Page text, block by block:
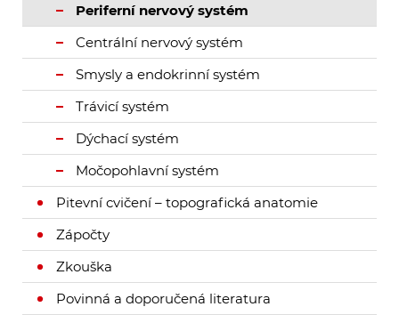
Periferní nervový systém
Centrální nervový systém
Smysly a endokrinní systém
Trávicí systém
Dýchací systém
Močopohlavní systém
Pitevní cvičení – topografická anatomie
Zápočty
Zkouška
Povinná a doporučená literatura